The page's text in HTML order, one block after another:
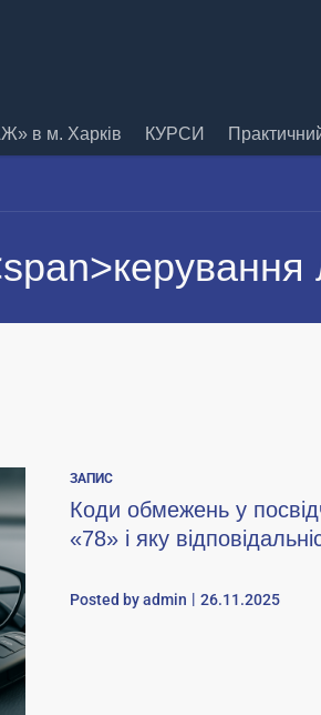
в м. Харків КУРСИ
ЗАПИС
Коди обмежень у
«78» і яку
Posted byadmin 26.11.2025